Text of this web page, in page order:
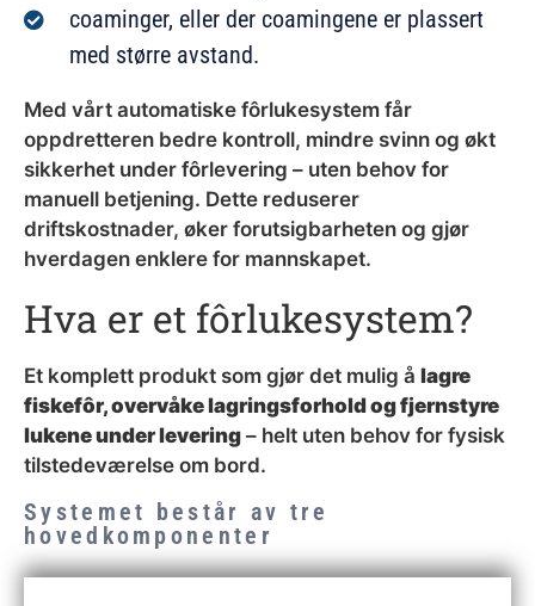
coaminger, eller der coamingene er plassert
med større avstand.
Med vårt automatiske fôrlukesystem får
oppdretteren bedre kontroll, mindre svinn og økt
sikkerhet under fôrlevering – uten behov for
manuell betjening. Dette reduserer
driftskostnader, øker forutsigbarheten og gjør
hverdagen enklere for mannskapet.
Hva er et fôrlukesystem?
Et komplett produkt som gjør det mulig å lagre
fiskefôr, overvåke lagringsforhold og fjernstyre
lukene under levering – helt uten behov for fysisk
tilstedeværelse om bord.
Systemet består av tre
hovedkomponenter